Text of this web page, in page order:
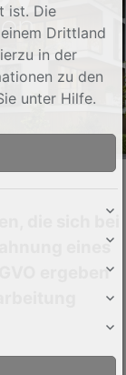
die sich bei
eines
ergeben
ist. Die
Drittland
in der
zu den
unter Hilfe.